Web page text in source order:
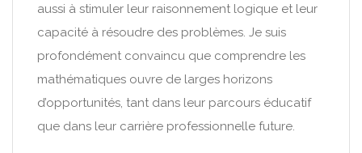
aussi à stimuler leur raisonnement logique et leur
capacité à résoudre des problèmes. Je suis
profondément convaincu que comprendre les
mathématiques ouvre de larges horizons
d’opportunités, tant dans leur parcours éducatif
que dans leur carrière professionnelle future.